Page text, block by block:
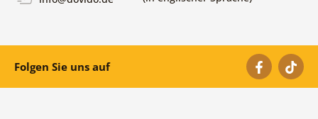
Folgen Sie uns auf